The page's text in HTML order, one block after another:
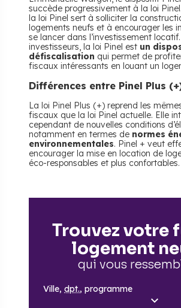
succède progressivement à la loi
la loi Pinel sert à solliciter la
logements neufs et à encourager les
se lancer dans l’investissement
investisseurs, la loi Pinel est un
défiscalisation qui permet de
fiscaux intéressants en louant un
Différences entre Pinel Plus
La loi Pinel Plus (+) reprend les
fiscaux que la loi Pinel actuelle. Elle
cependant de nouvelles conditions
notamment en termes de normes
environnementales. Pinel + veut
encourager la mise en location de
éco-responsables et plus confortables.
Trouvez votre
logement
qui vous
Ville, dpt., programme